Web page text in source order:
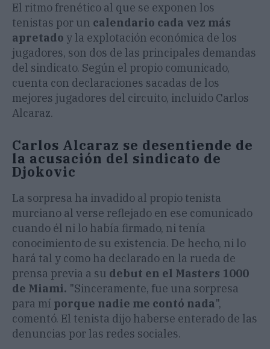
El ritmo frenético al que se exponen los
tenistas por un calendario cada vez más
apretado y la explotación económica de los
jugadores, son dos de las principales demandas
del sindicato. Según el propio comunicado,
cuenta con declaraciones sacadas de los
mejores jugadores del circuito, incluido Carlos
Alcaraz.
Carlos Alcaraz se desentiende de
la acusación del sindicato de
Djokovic
La sorpresa ha invadido al propio tenista
murciano al verse reflejado en ese comunicado
cuando él ni lo había firmado, ni tenía
conocimiento de su existencia. De hecho, ni lo
hará tal y como ha declarado en la rueda de
prensa previa a su debut en el Masters 1000
de Miami. "Sinceramente, fue una sorpresa
para mí porque nadie me contó nada",
comentó. El tenista dijo haberse enterado de las
denuncias por las redes sociales.